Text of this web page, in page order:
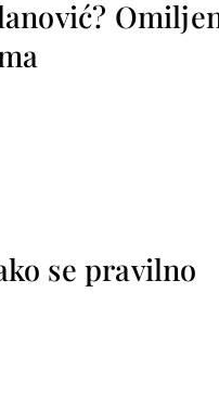
se pravilno